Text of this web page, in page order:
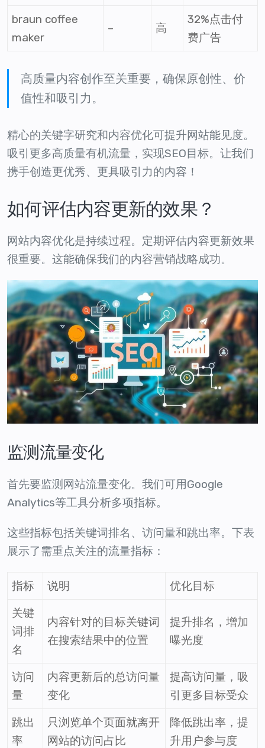
braun coffee
maker
– 高
32%点击付
费广告
高质量内容创作至关重要，确保原创性、价
值性和吸引力。
精心的关键字研究和内容优化可提升网站能见度。
吸引更多高质量有机流量，实现SEO目标。让我们
携手创造更优秀、更具吸引力的内容！
如何评估内容更新的效果？
网站内容优化是持续过程。定期评估内容更新效果
很重要。这能确保我们的内容营销战略成功。
监测流量变化
首先要监测网站流量变化。我们可用Google
Analytics等工具分析多项指标。
这些指标包括关键词排名、访问量和跳出率。下表
展示了需重点关注的流量指标：
指标 说明
优化目标
关键
词排
名
内容针对的目标关键词
在搜索结果中的位置
提升排名，增加
曝光度
访问
量
内容更新后的总访问量
变化
提高访问量，吸
引更多目标受众
跳出
率
只浏览单个页面就离开
网站的访问占比
降低跳出率，提
升用户参与度